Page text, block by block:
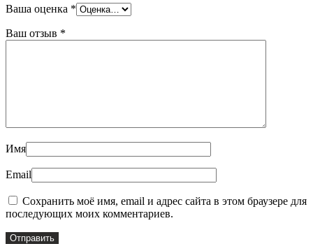
Ваша оценка *
Ваш отзыв *
Имя
Email
Сохранить моё имя, email и адрес сайта в этом браузере для
последующих моих комментариев.